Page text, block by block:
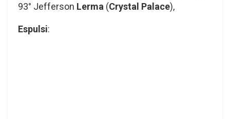
93° Jefferson Lerma (Crystal Palace),
Espulsi: